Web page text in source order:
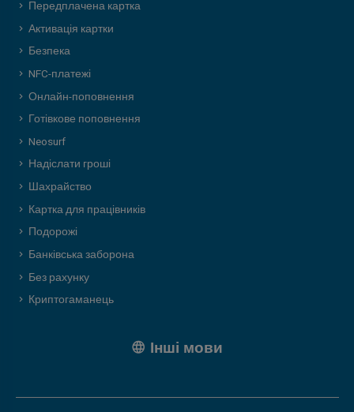
Передплачена картка
Активація картки
Безпека
NFC-платежі
Онлайн-поповнення
Готівкове поповнення
Neosurf
Надіслати гроші
Шахрайство
Картка для працівників
Подорожі
Банківська заборона
Без рахунку
Криптогаманець
Інші мови